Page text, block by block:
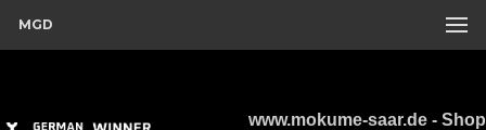
MGD
www.mokume-saar.de - Shop